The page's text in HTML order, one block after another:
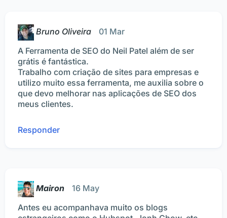
Bruno Oliveira
01 Mar
A Ferramenta de SEO do Neil Patel além de ser
grátis é fantástica.
Trabalho com criação de sites para empresas e
utilizo muito essa ferramenta, me auxilia sobre o
que devo melhorar nas aplicações de SEO dos
meus clientes.
Responder
Mairon
16 May
Antes eu acompanhava muito os blogs